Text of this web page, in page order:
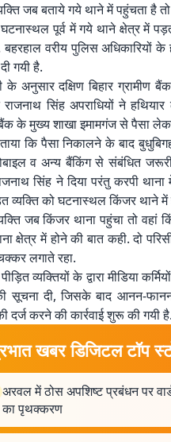
जब बताये गये थाने में पहुंचता है
पूर्व में गये थाने क्षेत्र में
वरीय पुलिस अधिकारियों के
गयी है.
के अनुसार दक्षिण बिहार ग्रामीण
सिंह अपराधियों ने
बैंक के मुख्य शाखा इमामगंज से पैसा
कि पैसा निकालने के बाद
व अन्य बैंकिंग से संबंधित
सिंह ने दिया परंतु करपी
व्यक्ति को घटनास्थल किंजर थाने
जब किंजर थाना पहुंचा तो वहां
क्षेत्र में होने की बात कही. दो
लगाते रहा.
व्यक्तियों के द्वारा मीडिया
सूचना दी, जिसके बाद आनन-
दर्ज करने की कार्रवाई शुरू की गयी है.
खबर डिजिटल टॉप
अरवल में ठोस अपशिष्ट प्रबंधन पर
का पृथक्करण